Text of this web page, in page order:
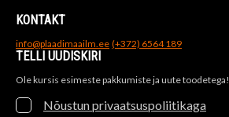
KONTAKT
info@plaadimaailm.ee (+372) 6564 189
TELLI UUDISKIRI
Ole kursis esimeste pakkumiste ja uute toodetega!
Nõustun privaatsuspoliitikaga